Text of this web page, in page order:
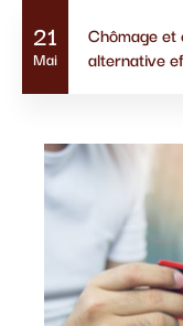
21
Mai
Chômage
alternative